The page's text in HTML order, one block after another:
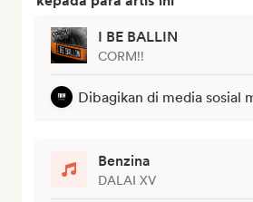
I BE BALLIN
CORM!!
Dibagikan di media sosial
Benzina
DALAI XV